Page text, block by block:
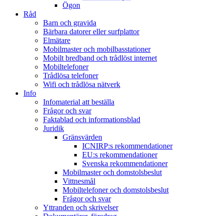
Ögon
Råd
Barn och gravida
Bärbara datorer eller surfplattor
Elmätare
Mobilmaster och mobilbasstationer
Mobilt bredband och trådlöst internet
Mobiltelefoner
Trådlösa telefoner
Wifi och trådlösa nätverk
Info
Infomaterial att beställa
Frågor och svar
Faktablad och informationsblad
Juridik
Gränsvärden
ICNIRP:s rekommendationer
EU:s rekommendationer
Svenska rekommendationer
Mobilmaster och domstolsbeslut
Vittnesmål
Mobiltelefoner och domstolsbeslut
Frågor och svar
Yttranden och skrivelser